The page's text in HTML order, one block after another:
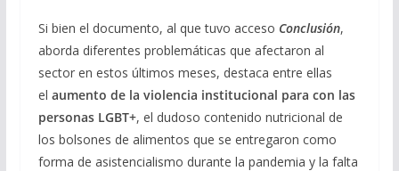
Si bien el documento, al que tuvo acceso Conclusión,
aborda diferentes problemáticas que afectaron al
sector en estos últimos meses, destaca entre ellas
el aumento de la violencia institucional para con las
personas LGBT+, el dudoso contenido nutricional de
los bolsones de alimentos que se entregaron como
forma de asistencialismo durante la pandemia y la falta